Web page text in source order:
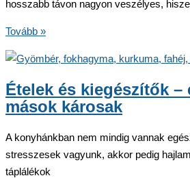
hosszabb távon nagyon veszélyes,
A
legjobb
téli
gyulladáscsökkentő
gyógynövények
–
fűszeres
receptekkel
Tovább »
Ételek és kiegészítők –
mások károsak
A konyhánkban nem mindig vannak
stresszesek vagyunk, akkor pedig
táplálékok